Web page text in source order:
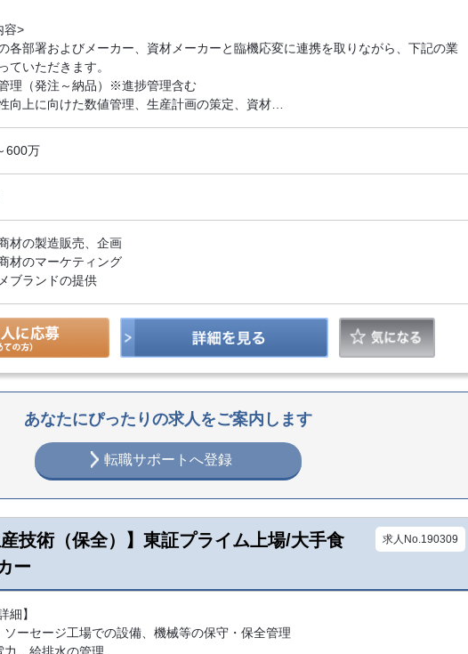
容>
各部署およびメーカー、資材メーカーと臨機応変に連携を取りながら、下記の業
ていただきます。
理（発注～納品）※進捗管理含む
向上に向けた数値管理、生産計画の策定、資材…
600万
材の製造販売、企画
材のマーケティング
ブランドの提供
あなたにぴったりの求人をご案内します
転職サポートへ登録
産技術（保全）】東証プライム上場/大手食
ー
求人No.190309
細】
ソーセージ工場での設備、機械等の保守・保全管理